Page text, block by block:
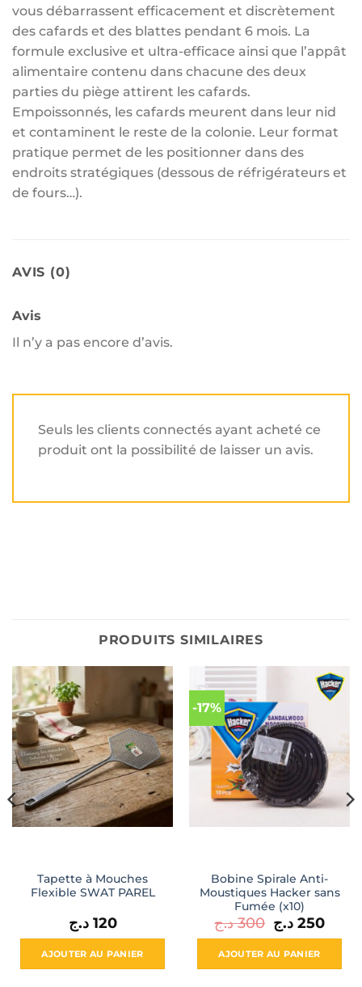
vous débarrassent efficacement et discrètement
des cafards et des blattes pendant 6 mois. La
formule exclusive et ultra-efficace ainsi que l’appât
alimentaire contenu dans chacune des deux
parties du piège attirent les cafards.
Empoissonnés, les cafards meurent dans leur nid
et contaminent le reste de la colonie. Leur format
pratique permet de les positionner dans des
endroits stratégiques (dessous de réfrigérateurs et
de fours…).
AVIS (0)
Avis
Il n’y a pas encore d’avis.
Seuls les clients connectés ayant acheté ce
produit ont la possibilité de laisser un avis.
PRODUITS SIMILAIRES
Tapette à Mouches
Flexible SWAT PAREL
120 د.ج
AJOUTER AU PANIER
-17%
Bobine Spirale Anti-
Moustiques Hacker sans
Fumée (x10)
300 د.ج
Le
prix
initial
était :
250 د.ج
Le
prix
actuel
AJOUTER AU PANIER